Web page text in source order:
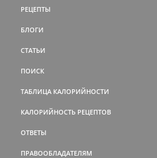
РЕЦЕПТЫ
БЛОГИ
СТАТЬИ
ПОИСК
ТАБЛИЦА КАЛОРИЙНОСТИ
КАЛОРИЙНОСТЬ РЕЦЕПТОВ
ОТВЕТЫ
ПРАВООБЛАДАТЕЛЯМ